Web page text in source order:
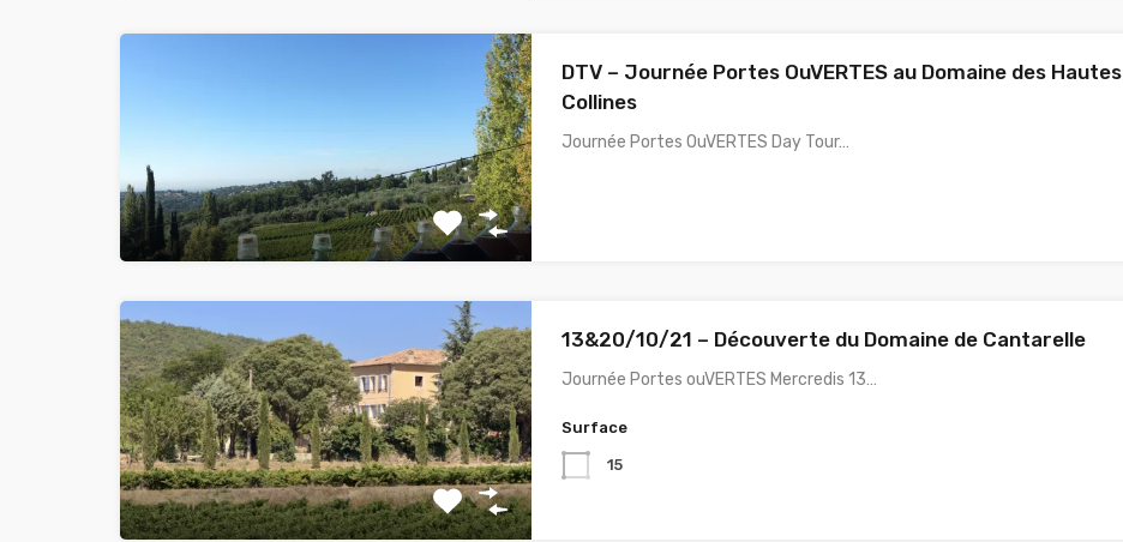
DTV – Journée Portes OuVERTES au Domaine des Hautes
Collines
Journée Portes OuVERTES Day Tour…
13&20/10/21 – Découverte du Domaine de Cantarelle
Journée Portes ouVERTES Mercredis 13…
Surface
15